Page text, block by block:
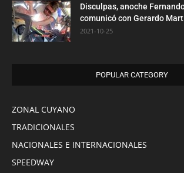
Disculpas, anoche
comunicó con Gerardo
2021-10-25
POPULAR CATEGORY
ZONAL CUYANO
TRADICIONALES
NACIONALES E INTERNACIONALES
SPEEDWAY